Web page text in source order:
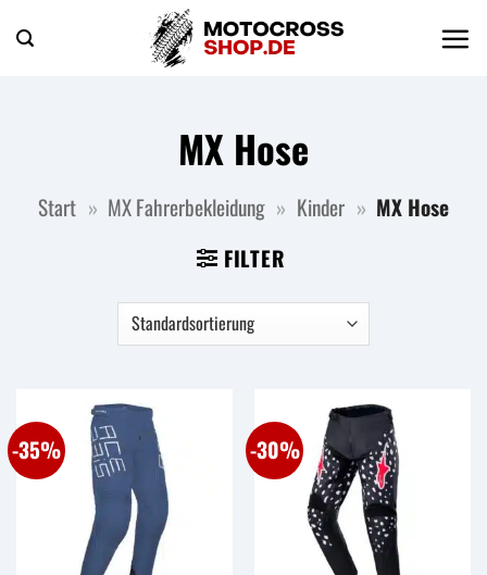
Inhalt
MX Hose
Start » MX Fahrerbekleidung » Kinder » MX Hose
FILTER
-35% -30%